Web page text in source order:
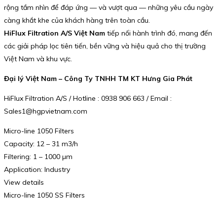
rộng tầm nhìn để đáp ứng — và vượt qua — những yêu cầu ngày
càng khắt khe của khách hàng trên toàn cầu.
HiFlux Filtration A/S Việt Nam tiếp nối hành trình đó, mang đến
các giải pháp lọc tiên tiến, bền vững và hiệu quả cho thị trường
Việt Nam và khu vực.
Đại lý Việt Nam – Công Ty TNHH TM KT Hưng Gia Phát
HiFlux Filtration A/S / Hotline : 0938 906 663 / Email :
Sales1@hgpvietnam.com
Micro-line 1050 Filters
Capacity: 12 – 31 m3/h
Filtering: 1 – 1000 µm
Application: Industry
View details
Micro-line 1050 SS Filters